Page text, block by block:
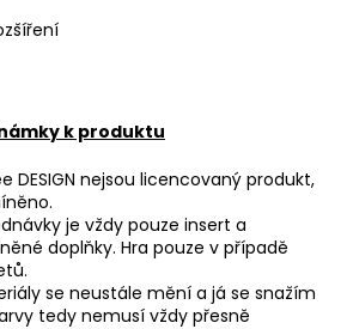
k produktu
DESIGN nejsou licencovaný produkt,
je vždy pouze insert a
doplňky. Hra pouze v případě
se neustále mění a já se snažím
tedy nemusí vždy přesně